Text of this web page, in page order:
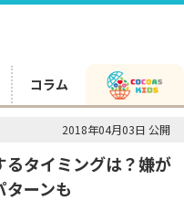
コラム
2018年04月03日 公開
るタイミングは？嫌が
ターンも